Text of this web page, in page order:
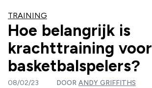
TRAINING
Hoe belangrijk is
krachttraining voor
basketbalspelers?
08/02/23 DOOR ANDY GRIFFITHS